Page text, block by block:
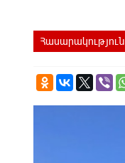
Հասարակություն